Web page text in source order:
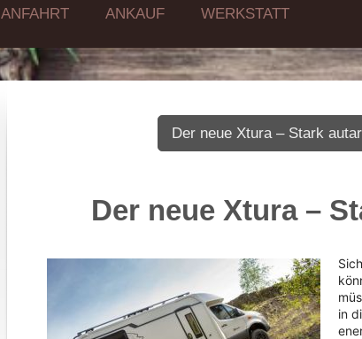
ANFAHRT ANKAUF WERKSTATT
Der neue Xtura – Stark
Der neue Xtura –
in